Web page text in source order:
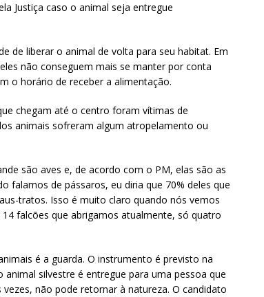
Justiça caso o animal seja entregue
de liberar o animal de volta para seu habitat. Em
não conseguem mais se manter por conta
o horário de receber a alimentação.
chegam até o centro foram vítimas de
animais sofreram algum atropelamento ou
são aves e, de acordo com o PM, elas são as
falamos de pássaros, eu diria que 70% deles que
tratos. Isso é muito claro quando nós vemos
falcões que abrigamos atualmente, só quatro
é a guarda. O instrumento é previsto na
silvestre é entregue para uma pessoa que
não pode retornar à natureza. O candidato